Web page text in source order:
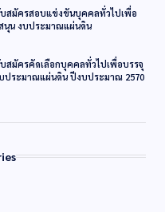
สมัครสอบแข่งขันบุคคลทั่วไปเพื่อ
นุน งบประมาณแผ่นดิน
สมัครคัดเลือกบุคคลทั่วไปเพื่อบรรจุ
ประมาณแผ่นดิน ปีงบประมาณ 2570